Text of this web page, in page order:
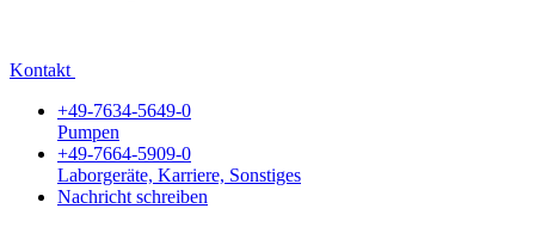
Kontakt
+49-7634-5649-0
Pumpen
+49-7664-5909-0
Laborgeräte, Karriere, Sonstiges
Nachricht schreiben